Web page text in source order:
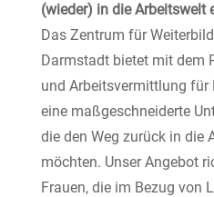
(wieder) in die Arbeitswelt
Das Zentrum für
Darmstadt bietet mit dem
und Arbeitsvermittlung für
eine maßgeschneiderte
die den Weg zurück in die
möchten. Unser Angebot
Frauen, die im Bezug von